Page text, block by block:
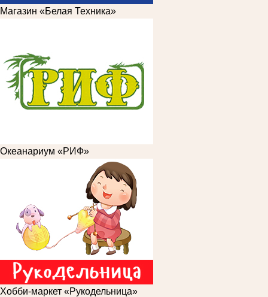
Магазин «Белая Техника»
Океанариум «РИФ»
Хобби-маркет «Рукодельница»